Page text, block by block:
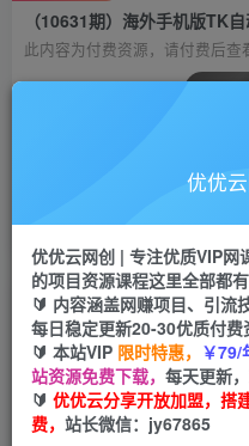
此内容为付费资源，请付费后查
会
（10631期）海外手
8~300+，无需技术支
优优云网创
2年前更新
优优
优优云网创 | 专注优质VIP网
的项目资源课程这里全部都有
🔰 内容涵盖网赚项目、引流
每日稳定更新20-30优质付费
🔰 本站VIP 限时特惠， ￥79/
站资源免费下载， 每天更新
🔰 优优云分享开放加盟，搭
费， 站长微信：jy67865